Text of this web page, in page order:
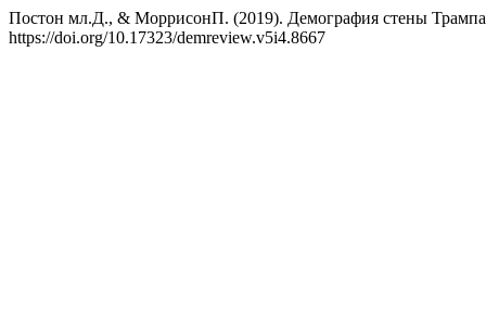
Постон мл.Д., & МоррисонП. (2019). Демография стены
https://doi.org/10.17323/demreview.v5i4.8667